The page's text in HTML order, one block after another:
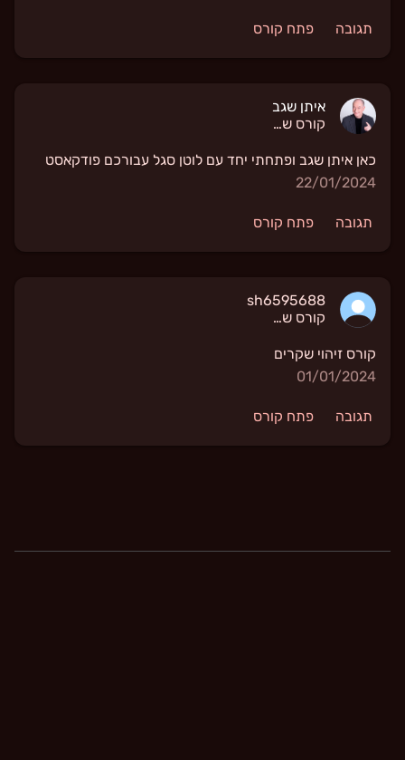
תגובה פתח קורס
איתן שגב
קורס שפת גוף
כאן איתן שגב ופתחתי יחד עם לוטן סגל עבורכם פודקאסט
22/01/2024
תגובה פתח קורס
sh6595688
קורס שפת גוף
קורס זיהוי שקרים
01/01/2024
תגובה פתח קורס